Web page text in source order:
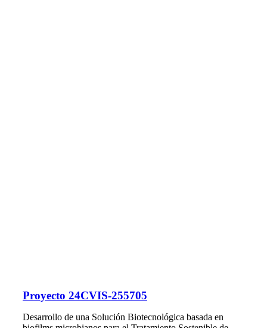
Proyecto 24CVIS-255705
Desarrollo de una Solución Biotecnológica basada en